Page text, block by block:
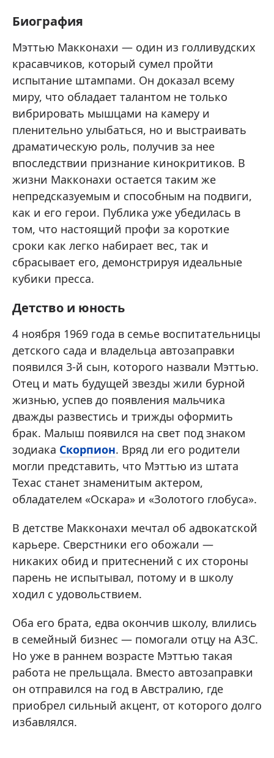
Биография
Мэттью Макконахи — один из голливудских
красавчиков, который сумел пройти
испытание штампами. Он доказал всему
миру, что обладает талантом не только
вибрировать мышцами на камеру и
пленительно улыбаться, но и выстраивать
драматическую роль, получив за нее
впоследствии признание кинокритиков. В
жизни Макконахи остается таким же
непредсказуемым и способным на подвиги,
как и его герои. Публика уже убедилась в
том, что настоящий профи за короткие
сроки как легко набирает вес, так и
сбрасывает его, демонстрируя идеальные
кубики пресса.
Детство и юность
4 ноября 1969 года в семье воспитательницы
детского сада и владельца автозаправки
появился 3-й сын, которого назвали Мэттью.
Отец и мать будущей звезды жили бурной
жизнью, успев до появления мальчика
дважды развестись и трижды оформить
брак. Малыш появился на свет под знаком
зодиака Скорпион. Вряд ли его родители
могли представить, что Мэттью из штата
Техас станет знаменитым актером,
обладателем «Оскара» и «Золотого глобуса».
В детстве Макконахи мечтал об адвокатской
карьере. Сверстники его обожали —
никаких обид и притеснений с их стороны
парень не испытывал, потому и в школу
ходил с удовольствием.
Оба его брата, едва окончив школу, влились
в семейный бизнес — помогали отцу на АЗС.
Но уже в раннем возрасте Мэттью такая
работа не прельщала. Вместо автозаправки
он отправился на год в Австралию, где
приобрел сильный акцент, от которого долго
избавлялся.